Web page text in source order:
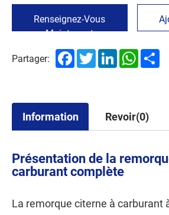
Renseignez-Vous
Maintenant
Partager: FacebookTwitterLinkedIn
Information Revoir(0)
Présentation de la
carburant complète
La remorque citerne à carburant